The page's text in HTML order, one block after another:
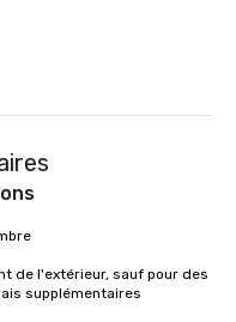
de l'extérieur, sauf pour des
supplémentaires